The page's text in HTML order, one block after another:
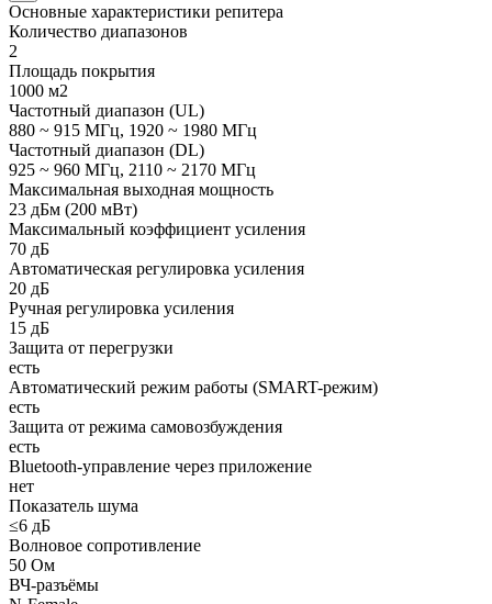
Основные характеристики репитера
Количество диапазонов
2
Площадь покрытия
1000 м2
Частотный диапазон (UL)
880 ~ 915 МГц, 1920 ~ 1980 МГц
Частотный диапазон (DL)
925 ~ 960 МГц, 2110 ~ 2170 МГц
Максимальная выходная мощность
23 дБм (200 мВт)
Максимальный коэффициент усиления
70 дБ
Автоматическая регулировка усиления
20 дБ
Ручная регулировка усиления
15 дБ
Защита от перегрузки
есть
Автоматический режим работы (SMART-режим)
есть
Защита от режима самовозбуждения
есть
Bluetooth-управление через приложение
нет
Показатель шума
≤6 дБ
Волновое сопротивление
50 Ом
ВЧ-разъёмы